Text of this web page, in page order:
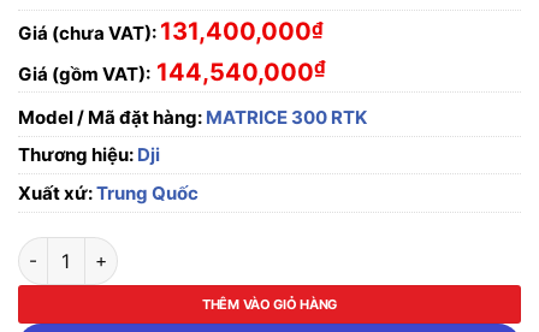
Giá (chưa VAT): 131,400,000₫
Giá (gồm VAT): 144,540,000₫
Model / Mã đặt hàng: MATRICE 300 RTK
Thương hiệu: Dji
Xuất xứ:Trung Quốc
Thiết Bị Bay Không Người Lái DJI Matrice 300 RTK số lượng
THÊM VÀO GIỎ HÀNG